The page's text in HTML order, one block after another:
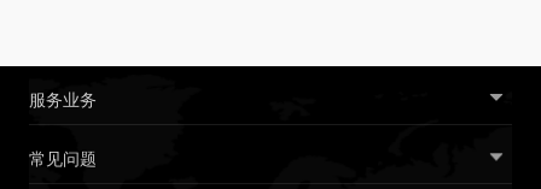
服务业务
常见问题